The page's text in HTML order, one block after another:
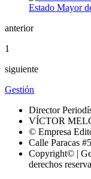
anterior
1
siguiente
Gestión
Director
VÍCTOR
© Empresa
Calle Paracas
Copyright© |
derechos